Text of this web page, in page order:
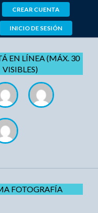
CREAR CUENTA
INICIO DE SESIÓN
EN LÍNEA (MÁX. 30
VISIBLES)
FOTOGRAFÍA